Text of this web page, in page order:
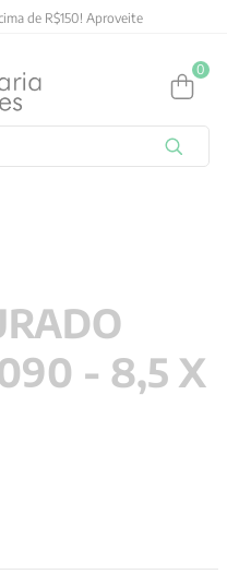
de R$150! Aproveite
0
- 8,5 X